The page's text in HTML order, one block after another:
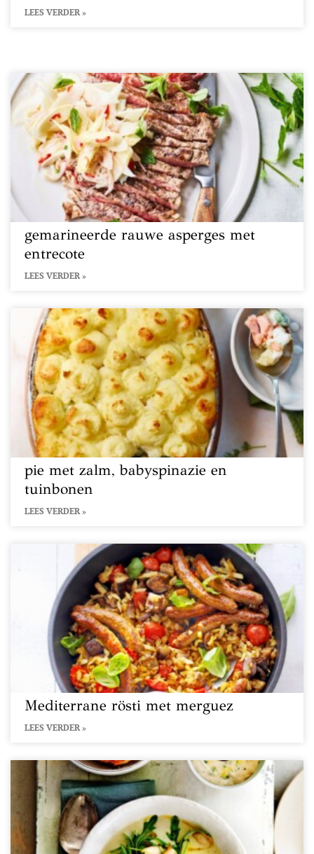
LEES VERDER »
gemarineerde rauwe asperges met
entrecote
LEES VERDER »
pie met zalm, babyspinazie en
tuinbonen
LEES VERDER »
Mediterrane rösti met merguez
LEES VERDER »